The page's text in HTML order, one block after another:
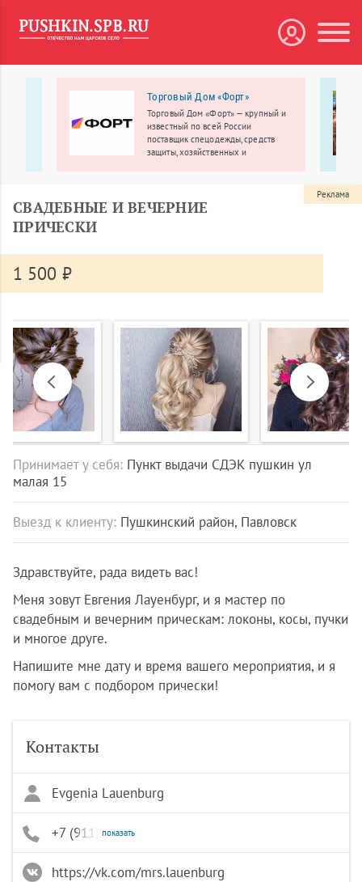
Торговый Дом «Форт»
Торговый Дом «Форт» — крупный и
известный по всей России
поставщик спецодежды, средств
защиты, хозяйственных и
СВАДЕБНЫЕ И ВЕЧЕРНИЕ
ПРИЧЕСКИ
1 500 ₽
Previous Next
Принимает у себя: Пункт выдачи СДЭК пушкин ул
малая 15
Выезд к клиенту: Пушкинский район, Павловск
Здравствуйте, рада видеть вас!
Меня зовут Евгения Лауенбург, и я мастер по
свадебным и вечерним прическам: локоны, косы, пучки
и многое друге.
Напишите мне дату и время вашего мероприятия, и я
помогу вам с подбором прически!
Контакты
Evgenia Lauenburg
+7 (911) 106-50-50
показать
https://vk.com/mrs.lauenburg
Реклама